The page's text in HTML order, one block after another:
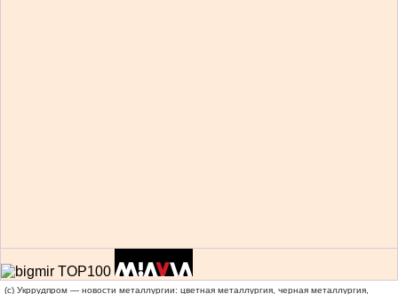
(c) Укррудпром — новости металлургии: цветная металлургия, черная металлургия,